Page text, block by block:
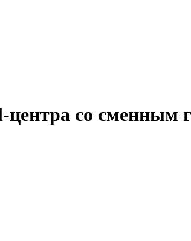
центра со сменным